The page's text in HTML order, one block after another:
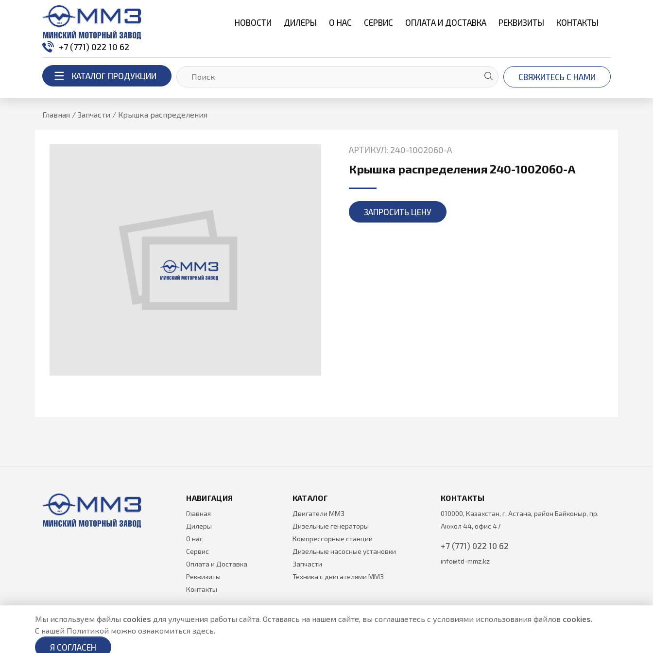
НОВОСТИ ДИЛЕРЫ О НАС СЕРВИС ОПЛАТА И ДОСТАВКА РЕКВИЗИТЫ КОНТАКТЫ
+7 (771) 022 10 62
КАТАЛОГ ПРОДУКЦИИ СВЯЖИТЕСЬ С НАМИ
Главная / Запчасти / Крышка распределения
АРТИКУЛ: 240-1002060-А
Крышка распределения 240-1002060-А
ЗАПРОСИТЬ ЦЕНУ
НАВИГАЦИЯ
Главная
Дилеры
О нас
Сервис
Оплата и Доставка
Реквизиты
Контакты
КАТАЛОГ
Двигатели ММЗ
Дизельные генераторы
Компрессорные станции
Дизельные насосные установки
Запчасти
Техника с двигателями ММЗ
КОНТАКТЫ
010000, Казахстан, г. Астана, район Байконыр, пр.
Акжол 44, офис 47
+7 (771) 022 10 62
info@td-mmz.kz
Разработано в
Мы используем файлы cookies для улучшения работы сайта. Оставаясь на нашем сайте, вы соглашаетесь с условиями использования файлов cookies.
С нашей Политикой можно ознакомиться здесь.
Я СОГЛАСЕН